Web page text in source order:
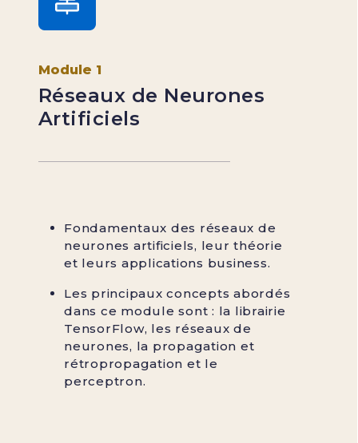
Module 1
Réseaux de Neurones
Artificiels
Fondamentaux des réseaux de
neurones artificiels, leur théorie
et leurs applications business.
Les principaux concepts abordés
dans ce module sont : la librairie
TensorFlow, les réseaux de
neurones, la propagation et
rétropropagation et le
perceptron.